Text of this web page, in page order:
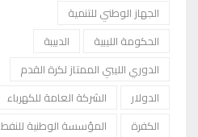
الجهاز الوطني للتنمية
الحكومة الليبية
الدبيبة
الدوري الليبي الممتاز لكرة القدم
الدولار
الشركة العامة للكهرباء
الكفرة
المؤسسة الوطنية للنفط